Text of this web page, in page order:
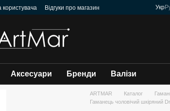
користувача
Відгуки про магазин
Укр
Аксесуари Бренди Валізи
ARTMAR Каталог
Гаманець чоловічий шкіряний